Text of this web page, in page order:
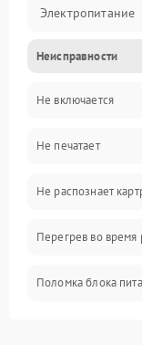
Электропитание
Работа системы
Механика
Оптика
Программное
Корпус/
Интерфейсы
Неисправности
Не включается
Не печатает
Не распознает
Перегрев во время
Поломка блока